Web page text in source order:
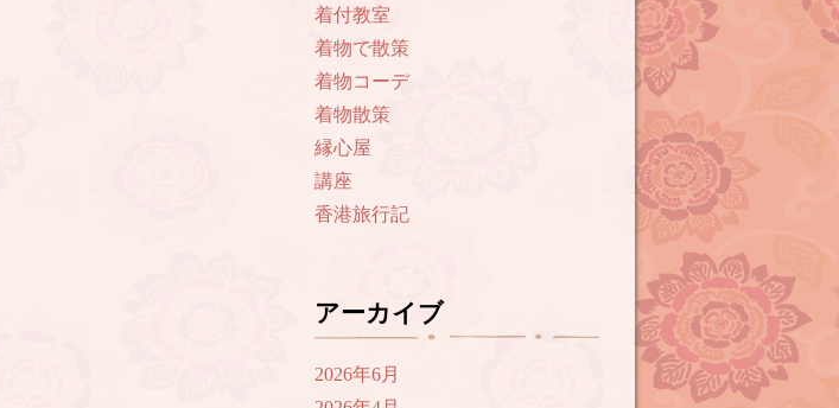
着付教室
着物で散策
着物コーデ
着物散策
縁心屋
講座
香港旅行記
アーカイブ
2026年6月